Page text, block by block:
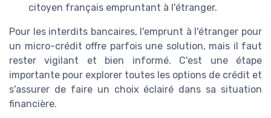
citoyen français empruntant à l'étranger.
Pour les interdits bancaires, l'emprunt à l'étranger pour
un micro-crédit offre parfois une solution, mais il faut
rester vigilant et bien informé. C'est une étape
importante pour explorer toutes les options de crédit et
s'assurer de faire un choix éclairé dans sa situation
financière.